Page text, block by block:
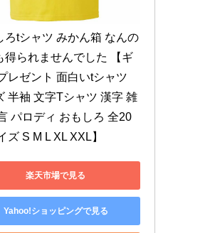
ろtシャツ みかん箱 なんの
得られませんでした 【ギ
レゼント 面白いtシャツ
半袖 文字Tシャツ 漢字 雑
パロディ おもしろ 全20
ズ S M L XL XXL】
楽天市場で見る
Yahoo!ショッピングで見る